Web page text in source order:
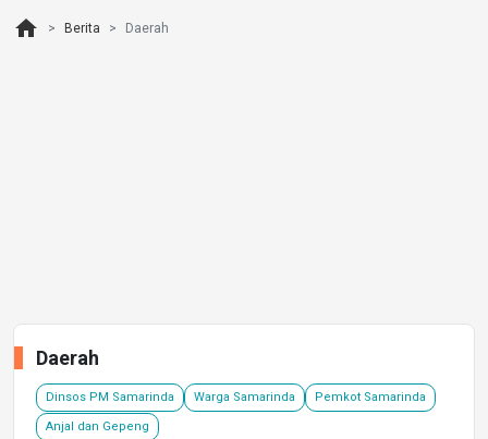
home Berita Daerah
Daerah
Dinsos PM Samarinda Warga Samarinda Pemkot Samarinda
Anjal dan Gepeng